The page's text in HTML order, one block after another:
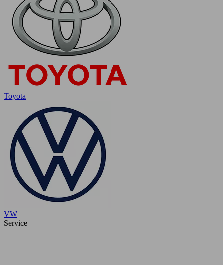
Toyota
VW
Service